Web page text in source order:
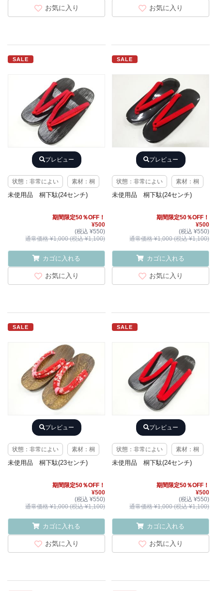
お気に入り お気に入り
SALE
プレビュー
状態：非常によい 素材：桐
未使用品 桐下駄(24センチ)
期間限定50％OFF！
¥500
(税込 ¥550)
通常価格 ¥1,000 (税込 ¥1,100)
カゴに入れる
お気に入り
SALE
プレビュー
状態：非常によい 素材：桐
未使用品 桐下駄(24センチ)
期間限定50％OFF！
¥500
(税込 ¥550)
通常価格 ¥1,000 (税込 ¥1,100)
カゴに入れる
お気に入り
SALE
プレビュー
状態：非常によい 素材：桐
未使用品 桐下駄(23センチ)
期間限定50％OFF！
¥500
(税込 ¥550)
通常価格 ¥1,000 (税込 ¥1,100)
カゴに入れる
お気に入り
SALE
プレビュー
状態：非常によい 素材：桐
未使用品 桐下駄(24センチ)
期間限定50％OFF！
¥500
(税込 ¥550)
通常価格 ¥1,000 (税込 ¥1,100)
カゴに入れる
お気に入り